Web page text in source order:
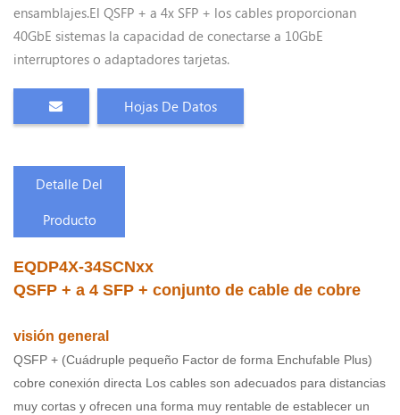
ensamblajes.El QSFP + a 4x SFP + los cables proporcionan
40GbE sistemas la capacidad de conectarse a 10GbE
interruptores o adaptadores tarjetas.
Hojas De Datos
Detalle Del
Producto
EQDP4X-34SCNxx
QSFP + a 4 SFP + conjunto de cable de cobre
visión general
QSFP + (Cuádruple pequeño Factor de forma Enchufable Plus)
cobre conexión directa Los cables son adecuados para distancias
muy cortas y ofrecen una forma muy rentable de establecer un